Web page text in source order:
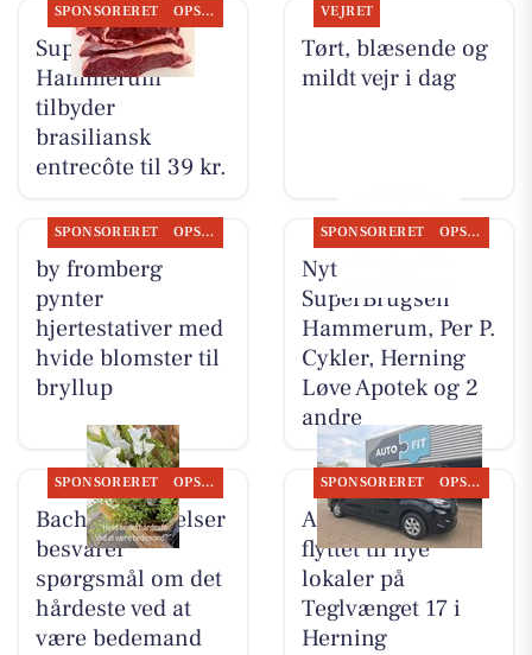
SPONSORERET OPSLAGSTAVLEN
SuperBrugsen
Hammerum
tilbyder
brasiliansk
entrecôte til 39 kr.
VEJRET
Tørt, blæsende og
mildt vejr i dag
SPONSORERET OPSLAGSTAVLEN
by fromberg
pynter
hjertestativer med
hvide blomster til
bryllup
SPONSORERET OPSLAGSTAVLEN
Nyt fra
SuperBrugsen
Hammerum, Per P.
Cykler, Herning
Løve Apotek og 2
andre
SPONSORERET OPSLAGSTAVLEN
Bachs Begravelser
besvarer
spørgsmål om det
hårdeste ved at
være bedemand
SPONSORERET OPSLAGSTAVLEN
AutoFit A/S er
flyttet til nye
lokaler på
Teglvænget 17 i
Herning